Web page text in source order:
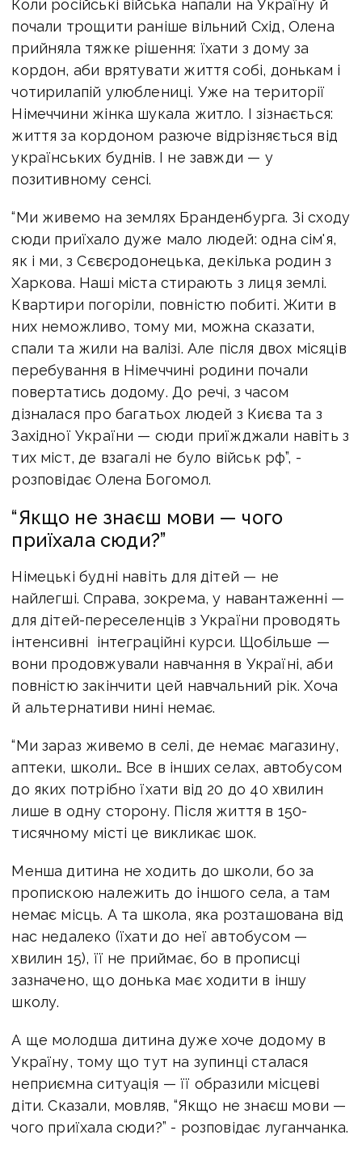
Коли російські війська напали на Україну й
почали трощити раніше вільний Схід, Олена
прийняла тяжке рішення: їхати з дому за
кордон, аби врятувати життя собі, донькам і
чотирилапій улюблениці. Уже на території
Німеччини жінка шукала житло. І зізнається:
життя за кордоном разюче відрізняється від
українських буднів. І не завжди — у
позитивному сенсі.
“Ми живемо на землях Бранденбурга. Зі сходу
сюди приїхало дуже мало людей: одна сім'я,
як і ми, з Сєвєродонецька, декілька родин з
Харкова. Наші міста стирають з лиця землі.
Квартири погоріли, повністю побиті. Жити в
них неможливо, тому ми, можна сказати,
спали та жили на валізі. Але після двох місяців
перебування в Німеччині родини почали
повертатись додому. До речі, з часом
дізналася про багатьох людей з Києва та з
Західної України — сюди приїжджали навіть з
тих міст, де взагалі не було військ рф”, -
розповідає Олена Богомол.
“Якщо не знаєш мови — чого
приїхала сюди?”
Німецькі будні навіть для дітей — не
найлегші. Справа, зокрема, у навантаженні —
для дітей-переселенців з України проводять
інтенсивні інтеграційні курси. Щобільше —
вони продовжували навчання в Україні, аби
повністю закінчити цей навчальний рік. Хоча
й альтернативи нині немає.
“Ми зараз живемо в селі, де немає магазину,
аптеки, школи… Все в інших селах, автобусом
до яких потрібно їхати від 20 до 40 хвилин
лише в одну сторону. Після життя в 150-
тисячному місті це викликає шок.
Менша дитина не ходить до школи, бо за
пропискою належить до іншого села, а там
немає місць. А та школа, яка розташована від
нас недалеко (їхати до неї автобусом —
хвилин 15), її не приймає, бо в прописці
зазначено, що донька має ходити в іншу
школу.
А ще молодша дитина дуже хоче додому в
Україну, тому що тут на зупинці сталася
неприємна ситуація — її образили місцеві
діти. Сказали, мовляв, “Якщо не знаєш мови —
чого приїхала сюди?” - розповідає луганчанка.